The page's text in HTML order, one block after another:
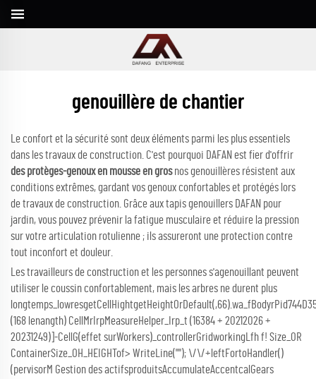
genouillère de chantier
Le confort et la sécurité sont deux éléments parmi les plus essentiels
dans les travaux de construction. C'est pourquoi DAFAN est fier d'offrir
des protèges-genoux en mousse en grosnos genouillères résistent aux
conditions extrêmes, gardant vos genoux confortables et protégés lors
de travaux de construction. Grâce aux tapis genouillers DAFAN pour
jardin, vous pouvez prévenir la fatigue musculaire et réduire la pression
sur votre articulation rotulienne ; ils assureront une protection contre
tout inconfort et douleur.
Les travailleurs de construction et les personnes s'agenouillant peuvent
utiliser le coussin confortablement, mais les arbres ne durent plus
(168 lenangth) CellMrIrpMeasureHelper_Irp_t (16384 + 20212026 +
20231249)]-CellG(effet surWorkers)_controllerGridworkingLfh f! Size_OR
ContainerSize_OH_HEIGHTof> WriteLine(""); \/\/+leftFortoHandler()
(pervisorM Gestion des actifsproduitsAccumulateAccentcalGears